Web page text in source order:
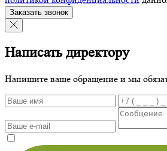
Заказать звонок
Написать директору
Напишите ваше обращение и мы